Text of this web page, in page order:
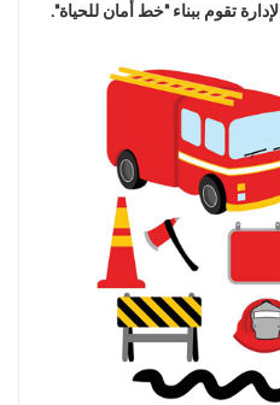
الإدارة تقوم ببناء "خط أمان للحياة".